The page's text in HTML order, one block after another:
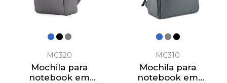
MC320
Mochila para
notebook em
MC310
Mochila para
notebook em